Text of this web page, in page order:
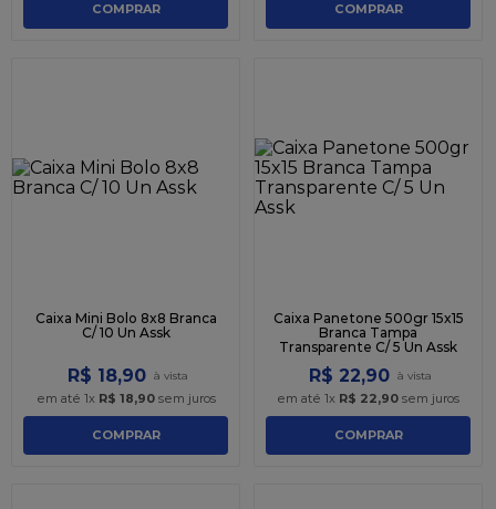
COMPRAR COMPRAR
Caixa Mini Bolo 8x8 Branca
C/ 10 Un Assk
R$ 18,90
em até 1x R$ 18,90sem juros
COMPRAR
Caixa Panetone 500gr 15x15
Branca Tampa
Transparente C/ 5 Un Assk
R$ 22,90
em até 1x R$ 22,90 sem juros
COMPRAR